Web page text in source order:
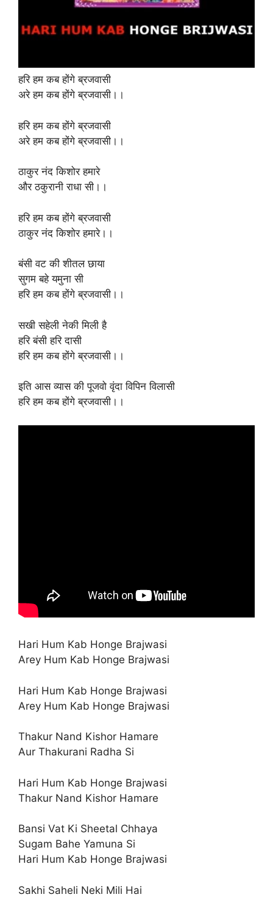
हरि हम कब होंगे ब्रजवासी
अरे हम कब होंगे ब्रजवासी।।
हरि हम कब होंगे ब्रजवासी
अरे हम कब होंगे ब्रजवासी।।
ठाकुर नंद किशोर हमारे
और ठकुरानी राधा सी।।
हरि हम कब होंगे ब्रजवासी
ठाकुर नंद किशोर हमारे।।
बंसी वट की शीतल छाया
सुगम बहे यमुना सी
हरि हम कब होंगे ब्रजवासी।।
सखी सहेली नेकी मिली है
हरि बंसी हरि दासी
हरि हम कब होंगे ब्रजवासी।।
इति आस व्यास की पूजवो वृंदा विपिन विलासी
हरि हम कब होंगे ब्रजवासी।।
Hari Hum Kab Honge Brajwasi
Arey Hum Kab Honge Brajwasi
Hari Hum Kab Honge Brajwasi
Arey Hum Kab Honge Brajwasi
Thakur Nand Kishor Hamare
Aur Thakurani Radha Si
Hari Hum Kab Honge Brajwasi
Thakur Nand Kishor Hamare
Bansi Vat Ki Sheetal Chhaya
Sugam Bahe Yamuna Si
Hari Hum Kab Honge Brajwasi
Sakhi Saheli Neki Mili Hai